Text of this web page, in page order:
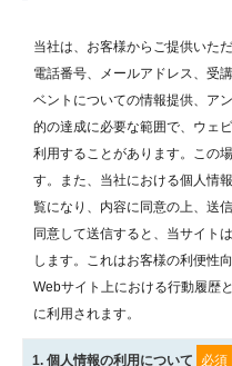
当社は、お客様からご提供いた
電話番号、メールアドレス、受
ベントについての情報提供、ア
的の達成に必要な範囲で、ウェ
利用することがあります。この
す。また、当社における個人情
覧になり、内容に同意の上、送
同意して送信すると、当サイト
します。これはお客様の利便性
Webサイト上における行動履歴
に利用されます。
1. 個人情報の利用について 必須